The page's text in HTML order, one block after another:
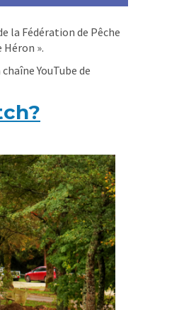
la Fédération de Pêche
Héron ».
YouTube de